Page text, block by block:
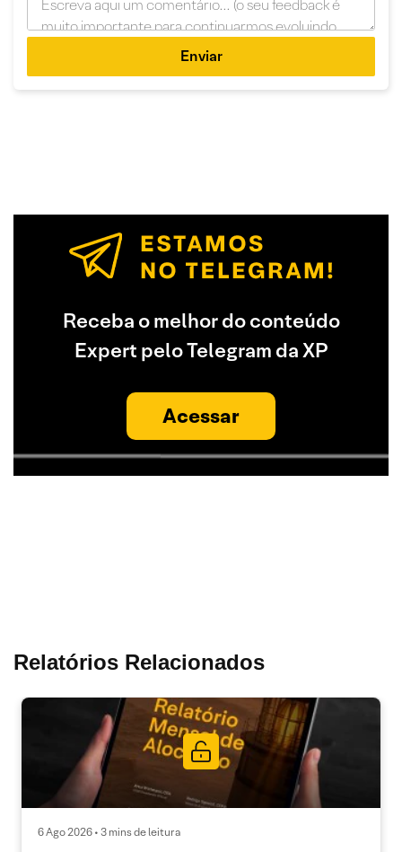
Enviar
Receba o melhor do conteúdo
Expert pelo Telegram da XP
Acessar
Relatórios Relacionados
6 Ago 2026 • 3 mins de leitura